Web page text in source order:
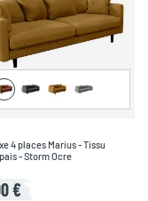
4 places Marius - Tissu
- Storm Ocre
€